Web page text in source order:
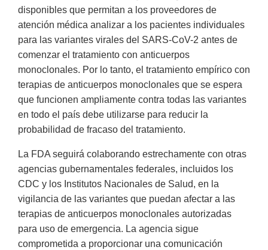
disponibles que permitan a los proveedores de
atención médica analizar a los pacientes individuales
para las variantes virales del SARS-CoV-2 antes de
comenzar el tratamiento con anticuerpos
monoclonales. Por lo tanto, el tratamiento empírico con
terapias de anticuerpos monoclonales que se espera
que funcionen ampliamente contra todas las variantes
en todo el país debe utilizarse para reducir la
probabilidad de fracaso del tratamiento.
La FDA seguirá colaborando estrechamente con otras
agencias gubernamentales federales, incluidos los
CDC y los Institutos Nacionales de Salud, en la
vigilancia de las variantes que puedan afectar a las
terapias de anticuerpos monoclonales autorizadas
para uso de emergencia. La agencia sigue
comprometida a proporcionar una comunicación